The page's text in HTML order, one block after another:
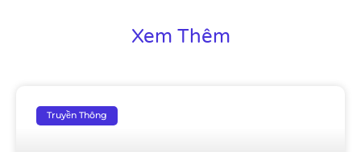
Xem Thêm
Truyền Thông